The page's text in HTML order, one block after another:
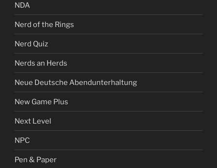
NDA
Nerd of the Rings
Nerd Quiz
Nerds an Herds
Neue Deutsche Abendunterhaltung
New Game Plus
Next Level
NPC
Pen & Paper